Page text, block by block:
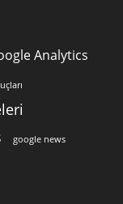
Analytics
google news